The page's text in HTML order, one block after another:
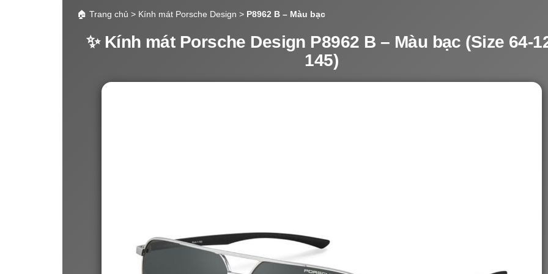
🏠 Trang chủ > Kính mát Porsche Design > P8962 B – Màu bạc
✨ Kính mát Porsche Design P8962 B – Màu bạc (Size 64-
145)